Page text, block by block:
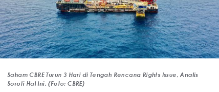
Saham CBRE Turun 3 Hari di Tengah Rencana Rights Issue, Analis
Soroti Hal Ini. (Foto: CBRE)